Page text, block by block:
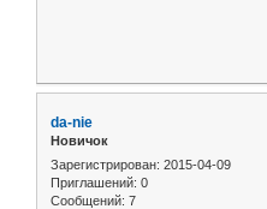
da-nie
Новичок
Зарегистрирован: 2015-04-09
Приглашений: 0
Сообщений: 7